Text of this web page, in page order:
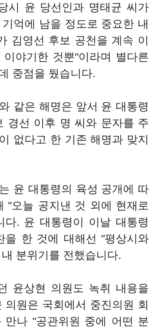
시 윤 당선인과 명태균 씨가
억에 남을 정도로 중요한 내
김영선 후보 공천을 계속 이
야기한 것뿐"이라며 별다른
중점을 뒀습니다.
같은 해명은 앞서 윤 대통령
경선 이후 명 씨와 문자를 주
없다고 한 기존 해명과 맞지
윤 대통령의 육성 공개에 따
"오늘 공지낸 것 외에 현재로
다. 윤 대통령이 이날 대통령
을 한 것에 대해선 "평상시와
분위기를 전했습니다.
윤상현 의원도 녹취 내용을
의원은 국회에서 중진의원 회
만나 "공관위원 중에 어떤 분